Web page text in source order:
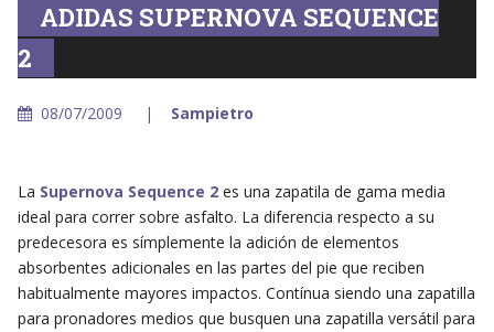
ADIDAS SUPERNOVA SEQUENCE
2
08/07/2009 Sampietro
La Supernova Sequence 2es una zapatila de gama media
ideal para correr sobre asfalto. La diferencia respecto a su
predecesora es símplemente la adición de elementos
absorbentes adicionales en las partes del pie que reciben
habitualmente mayores impactos. Contínua siendo una zapatilla
para pronadores medios que busquen una zapatilla versátil para